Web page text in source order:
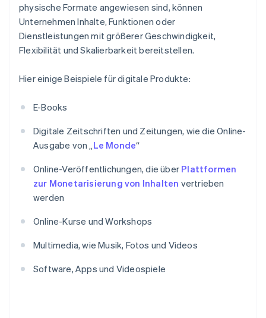
physische Formate angewiesen sind, können
Unternehmen Inhalte, Funktionen oder
Dienstleistungen mit größerer Geschwindigkeit,
Flexibilität und Skalierbarkeit bereitstellen.
Hier einige Beispiele für digitale Produkte:
E-Books
Digitale Zeitschriften und Zeitungen, wie die Online-
Ausgabe von „Le Monde“
Online-Veröffentlichungen, die über Plattformen
zur Monetarisierung von Inhalten vertrieben
werden
Online-Kurse und Workshops
Multimedia, wie Musik, Fotos und Videos
Software, Apps und Videospiele